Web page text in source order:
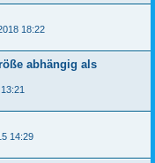
18:22
abhängig als
14:29